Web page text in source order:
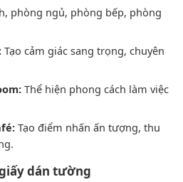
phòng ngủ, phòng bếp, phòng
Tạo cảm giác sang trọng, chuyên
Thể hiện phong cách làm việc
Tạo điểm nhấn ấn tượng, thu
dán tường